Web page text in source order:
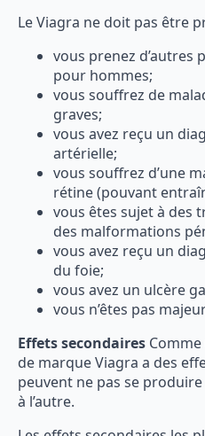
Le Viagra ne doit pas être
vous prenez d’autres
pour hommes;
vous souffrez de
graves;
vous avez reçu un
artérielle;
vous souffrez d’une
rétine (pouvant
vous êtes sujet à des
des malformations
vous avez reçu un
du foie;
vous avez un ulcère
vous n’êtes pas
Effets secondaires
de marque Viagra a des
peuvent ne pas se
à l’autre.